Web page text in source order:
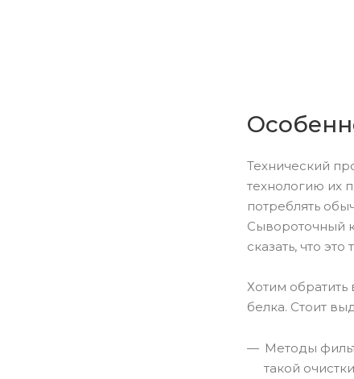
Технический
технологию их
потреблять
Сывороточный
сказать, что
Хотим
белка. Стоит
Методы
такой